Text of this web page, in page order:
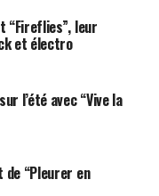
“Fireflies”, leur
et électro
l’été avec “Vive la
de “Pleurer en